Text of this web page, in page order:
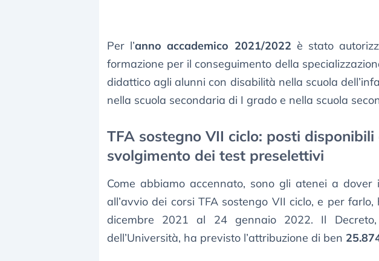
Per l’anno accademico 2021/2022 è stato
formazione per il conseguimento della
didattico agli alunni con disabilità nella scuola
nella scuola secondaria di I grado e nella scuola
TFA sostegno VII ciclo: posti
svolgimento dei test preselettivi
Come abbiamo accennato, sono gli atenei a
all’avvio dei corsi TFA sostengo VII ciclo, e per
dicembre 2021 al 24 gennaio 2022. Il
dell’Università, ha previsto l’attribuzione di ben